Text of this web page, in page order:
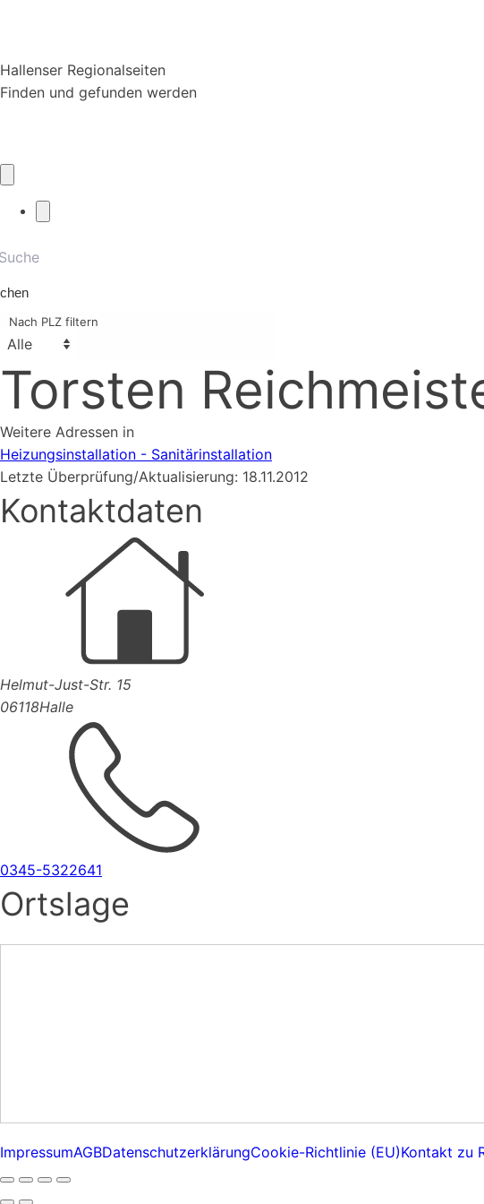
Hallenser Regionalseiten
Finden und gefunden werden
Nach PLZ filtern
Torsten
Weitere Adressen in
Heizungsinstallation - Sanitärinstallation
Letzte Überprüfung/Aktualisierung: 18.11.2012
Kontaktdaten
Helmut-Just-Str. 15
06118Halle
0345-5322641
Ortslage
ImpressumAGBDatenschutzerklärungCookie-Richtlinie (EU)Kontakt zu